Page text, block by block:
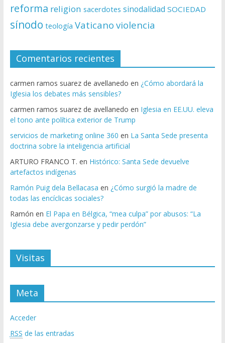
reforma religion sacerdotes sinodalidad SOCIEDAD
sínodo teología Vaticano violencia
Comentarios recientes
carmen ramos suarez de avellanedo en ¿Cómo abordará la
Iglesia los debates más sensibles?
carmen ramos suarez de avellanedo en Iglesia en EE.UU. eleva
el tono ante política exterior de Trump
servicios de marketing online 360 en La Santa Sede presenta
doctrina sobre la inteligencia artificial
ARTURO FRANCO T. en Histórico: Santa Sede devuelve
artefactos indígenas
Ramón Puig dela Bellacasa en ¿Cómo surgió la madre de
todas las encíclicas sociales?
Ramón en El Papa en Bélgica, “mea culpa” por abusos: “La
Iglesia debe avergonzarse y pedir perdón”
Visitas
Meta
Acceder
RSS de las entradas